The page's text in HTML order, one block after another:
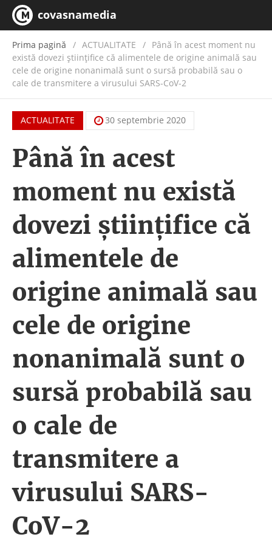
covasnamedia
Prima pagină ACTUALITATE / Până în acest moment nu
există dovezi științifice că alimentele de origine animală sau
cele de origine nonanimală sunt o sursă probabilă sau o
cale de transmitere a virusului SARS-CoV-2
ACTUALITATE 30 septembrie 2020
Până în acest
moment nu există
dovezi științifice că
alimentele de
origine animală sau
cele de origine
nonanimală sunt o
sursă probabilă sau
o cale de
transmitere a
virusului SARS-
CoV-2